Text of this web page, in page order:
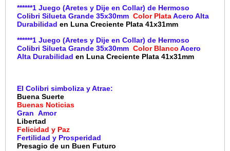
******1 Juego (Aretes y Dije en Collar) de Hermoso
Colibri Silueta Grande 35x30mm Color PlataAcero Alta
Durabilidaden Luna Creciente Plata 41x31mm
******1 Juego (Aretes y Dije en Collar) de Hermoso
Colibri Silueta Grande 35x30mmColor BlancoAcero
Alta Durabilidaden Luna Creciente Plata 41x31mm
El Colibri simboliza y Atrae:
Buena Suerte
Buenas Noticias
Gran Amor
Libertad
Felicidad y Paz
Fertilidad y Prosperidad
Presagio de un Buen Futuro